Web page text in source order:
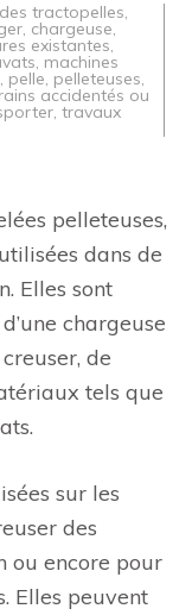
tractopelles,
, chargeuse,
existantes,
, machines
, pelle, pelleteuses,
accidentés ou
, travaux
pelleteuses,
dans de
Elles sont
chargeuse
de
tels que
sur les
des
ou encore pour
Elles peuvent